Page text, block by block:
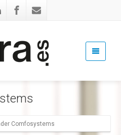
Comfosystems